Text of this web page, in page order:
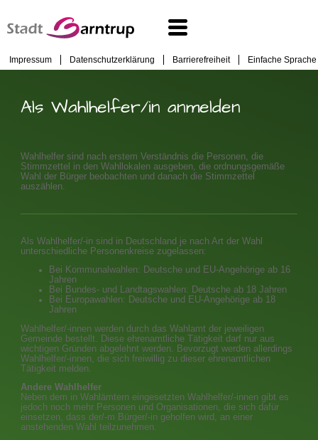
Impressum Datenschutzerklärung Barrierefreiheit Einfache Sprache
Als Wahlhelfer/in anmelden
Wahlhelfer sind nach erstem Verständnis die Personen, die
Stimmzettel in den Wahllokalen ausgeben, die ordnungsgemäße
Wahl der Bürger beobachten und danach die Stimmzettel
auszählen.
Als Wahlhelfer/-in sind in Deutschland je nach Art der Wahl
unterschiedliche Personenkreise zugelassen:
Bei Kommunalwahlen: Deutsche und EU-Angehörige ab 16
Jahren
Bei Bundes- und Landtagswahlen: Deutsche ab 18 Jahren
Bei Europawahlen: Deutsche und EU-Angehörige ab 18
Jahren
Wahlhelfer/-innen werden durch das Wahlamt der jeweiligen
Gemeinde bestellt. Diese ehrenamtliche Tätigkeit darf nur aus
wichtigen Gründen abgelehnt werden. Bevorzugt werden allerdings
Wahlhelfer/-innen, die sich freiwillig zu dieser ehrenamtlichen
Tätigkeit melden.
Andere Wahlhelfer
Neben dem in Wahlämtern eingesetzten Wahlhelfer/-innen gibt es
jedoch noch mehr Personen und Organisationen, die sich dafür
einsetzen, dass der/-m Bürger/-in geholfen wird, an einer
anstehenden Wahl teilzunehmen.